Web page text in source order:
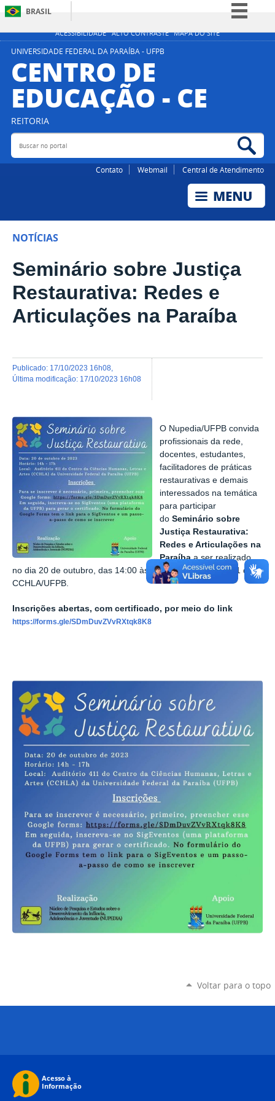
ACESSIBILIDADE ALTO CONTRASTE MAPA DO SITE
BRASIL
Simplifique!
Acesso à informação
Legislação
UNIVERSIDADE FEDERAL DA PARAÍBA - UFPB
CENTRO DE
EDUCAÇÃO - CE
REITORIA
Buscar no portal
Contato Webmail Central de Atendimento
NOTÍCIAS
Seminário sobre Justiça
Restaurativa: Redes e
Articulações na Paraíba
publicado: 17/10/2023 16h08
última modificação: 17/10/2023 16h08
O Nupedia/UFPB convida
profissionais da rede,
docentes, estudantes,
facilitadores de práticas
restaurativas e demais
interessados na temática
para participar
doSeminário sobre
Justiça Restaurativa:
Redes e Articulações na
Paraíbaa ser realizado
no dia 20 de outubro, das 14:00 às 17:00, no auditório 411 do
CCHLA/UFPB.
Inscrições abertas, com certificado, por meio do link
https://forms.gle/SDmDuvZVvRXtqk8K8
Voltar para o topo